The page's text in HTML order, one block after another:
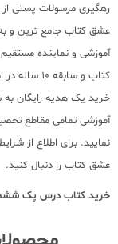
رهگیری مرسولات پستی
عشق کتاب جامع ترین و
کتاب و
خرید یک هدیه رایگان به
آموزشی تمامی مقاطع
نمایید. برای اطلاع از
عشق کتاب را دنبال کنید.
خرید کتاب درس پک ششم